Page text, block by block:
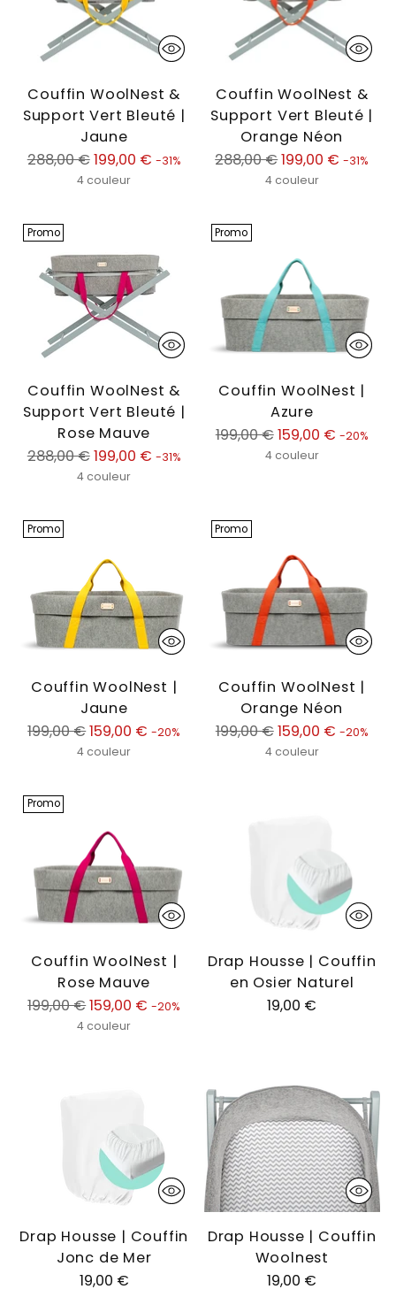
Couffin WoolNest &
Support Vert Bleuté |
Jaune
Prix
normal
288,00 €199,00 € -31%
4 couleur
Couffin WoolNest &
Support Vert Bleuté |
Orange Néon
Prix
normal
288,00 €199,00 € -31%
4 couleur
Promo
Couffin WoolNest &
Support Vert Bleuté |
Rose Mauve
Prix
normal
288,00 €199,00 € -31%
4 couleur
Promo
Couffin WoolNest |
Azure
Prix
normal
199,00 €159,00 € -20%
4 couleur
Promo
Couffin WoolNest |
Jaune
Prix
normal
199,00 €159,00 € -20%
4 couleur
Promo
Couffin WoolNest |
Orange Néon
Prix
normal
199,00 €159,00 € -20%
4 couleur
Promo
Couffin WoolNest |
Rose Mauve
Prix
normal
199,00 €159,00 € -20%
4 couleur
Drap Housse | Couffin
en Osier Naturel
19,00 €
Drap Housse | Couffin
Jonc de Mer
19,00 €
Drap Housse | Couffin
Woolnest
19,00 €